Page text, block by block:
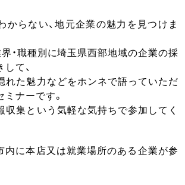
からない、地元企業の魅力を見つけま
・職種別に埼玉県西部地域の企業の採
て、
れた魅力などをホンネで語っていただ
ナーです。
収集という気軽な気持ちで参加してく
内に本店又は就業場所のある企業が参